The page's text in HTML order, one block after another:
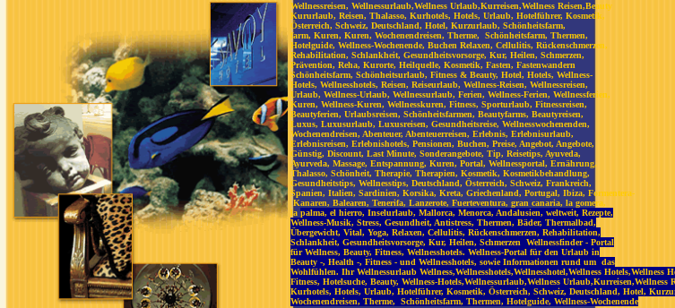
Wellnessreisen, Wellnessurlaub,Wellness Urlaub,Kurreisen,Wellness Reisen,Beauty
Kururlaub, Reisen, Thalasso, Kurhotels, Hotels, Urlaub, Hotelführer, Kosmetik,
Österreich, Schweiz, Deutschland, Hotel, Kurzurlaub, Schönheitsfarm,
farm, Kuren, Kuren, Wochenendreisen, Therme, Schönheitsfarm, Thermen,
Hotelguide, Wellness-Wochenende, Buchen Relaxen, Cellulitis, Rückenschmerzen,
Rehabilitation, Schlankheit, Gesundheitsvorsorge, Kur, Heilen, Schmerzen,
Prävention, Reha, Kurorte, Heilquelle, Kosmetik, Fasten, Fastenwandern
Schönheitsfarm, Schönheitsurlaub, Fitness & Beauty, Hotel, Hotels, Wellness-
Hotels, Wellnesshotels, Reisen, Reiseurlaub, Wellness-Reisen, Wellnessreisen,
Urlaub, Wellness-Urlaub, Wellnessurlaub, Ferien, Wellness-Ferien, Wellnessferien,
Kuren, Wellness-Kuren, Wellnesskuren, Fitness, Sporturlaub, Fitnessreisen,
Beautyferien, Urlaubsreisen, Schönheitsfarmen, Beautyfarms, Beautyreisen,
Luxus, Luxusurlaub, Luxusreisen, Gesundheitsreise, Wellnesswochenenden,
Wochenendreisen, Abenteuer, Abenteuerreisen, Erlebnis, Erlebnisurlaub,
Erlebnisreisen, Erlebnishotels, Pensionen, Buchen, Preise, Angebot, Angebote,
Günstig, Discount, Last Minute, Sonderangebote, Tip, Reisetips, Ayuveda,
Ayurveda, Massage, Entspannung, Kuren, Portal, Wellnessportal, Ernährung,
Thalasso, Schönheit, Therapie, Therapien, Kosmetik, Kosmetikbehandlung,
Gesundheitstips, Wellnesstips, Deutschland, Österreich, Schweiz, Frankreich,
Spanien, Italien, Sardinien, Korsika, Kreta, Griechenland, Portugal, Ibiza, Formentera-
Kanaren, Balearen, Tenerifa, Lanzerote, Fuerteventura, gran canaria, la gomera,
la palma, el hierro, Inselurlaub, Mallorca, Menorca, Andalusien, weltweit, Rezepte,
Wellness-Musik, Stress, Gesundheit, Antistress, Thermen, Bäder, Thermalbad,
Übergewicht, Vital, Yoga, Relaxen, Cellulitis, Rückenschmerzen, Rehabilitation,
Schlankheit, Gesundheitsvorsorge, Kur, Heilen, Schmerzen Wellnessfinder - Portal
für Wellness, Beauty, Fitness, Wellnesshotels. Wellness-Portal für den Urlaub in
Beauty -, Health -, Fitness - und Wellnesshotels, sowie Informationen rund um das
Wohlfühlen. Ihr Wellnessurlaub Wellness,Wellnesshotels,Wellnesshotel,Wellness Hotels,Wellness
Fitness, Hotelsuche, Beauty, Wellness-Hotels,Wellnessurlaub,Wellness
Kurhotels, Hotels, Urlaub, Hotelführer, Kosmetik, Österreich, Schweiz, Deutschland, Hotel,
Wochenendreisen, Therme, Schönheitsfarm, Thermen, Hotelguide, Wellness-Wochenende